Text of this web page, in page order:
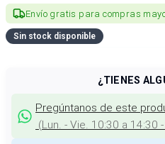
Envío gratis para compras
Sin stock disponible
¿TIENES
Pregúntanos de este
(Lun. - Vie. 10:30 a 14:30